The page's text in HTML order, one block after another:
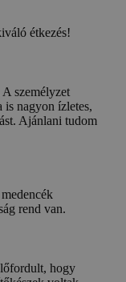
étkezés!
személyzet
is nagyon ízletes,
Ajánlani tudom
rend van.
hogy